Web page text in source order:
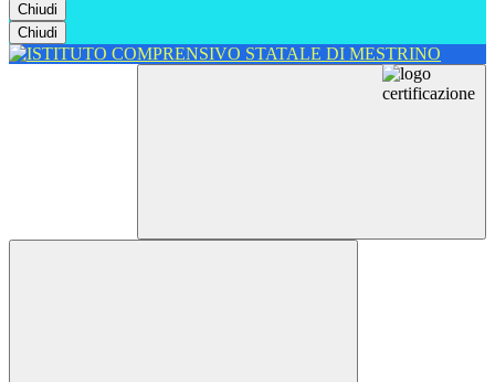
Chiudi
Chiudi